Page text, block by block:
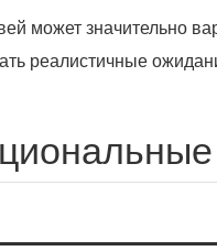
может значительно
реалистичные